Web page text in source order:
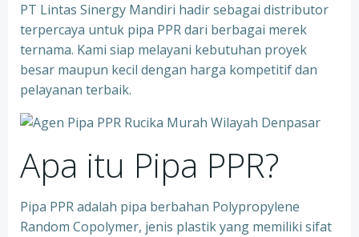
PT Lintas Sinergy Mandiri hadir sebagai distributor
terpercaya untuk pipa PPR dari berbagai merek
ternama. Kami siap melayani kebutuhan proyek
besar maupun kecil dengan harga kompetitif dan
pelayanan terbaik.
Apa itu Pipa PPR?
Pipa PPR adalah pipa berbahan Polypropylene
Random Copolymer, jenis plastik yang memiliki sifat